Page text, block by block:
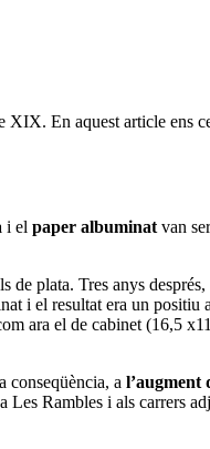
En aquest article ens
i el paper albuminat van
plata. Tres anys
i el resultat era un positiu
ara el de cabinet (16,5
conseqüència, a l’augment
Les Rambles i als carrers